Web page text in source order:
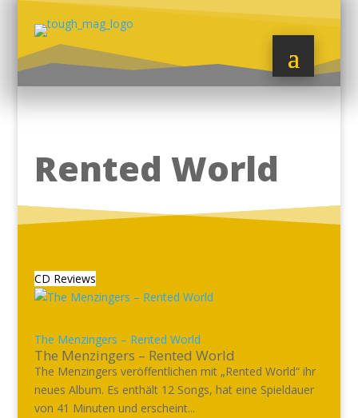
Rented World
CD Reviews
The Menzingers – Rented World
The Menzingers – Rented World
The Menzingers veröffentlichen mit „Rented World“ ihr
neues Album. Es enthält 12 Songs, hat eine Spieldauer
von 41 Minuten und erscheint...